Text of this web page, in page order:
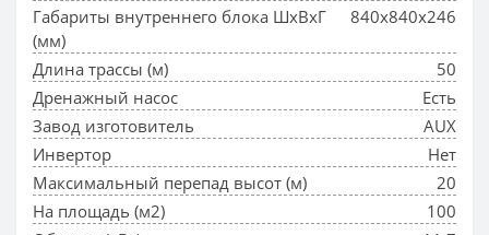
Габариты внутреннего блока ШхВхГ
(мм)
840x840x246
Длина трассы (м)
50
Дренажный насос
Есть
Завод изготовитель
AUX
Инвертор
Нет
Максимальный перепад высот (м)
20
На площадь (м2)
100